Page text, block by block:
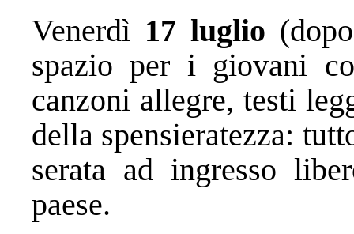
Venerdì 17 luglio
spazio per i giovani
canzoni allegre, testi
della spensieratezza:
serata ad ingresso
paese.